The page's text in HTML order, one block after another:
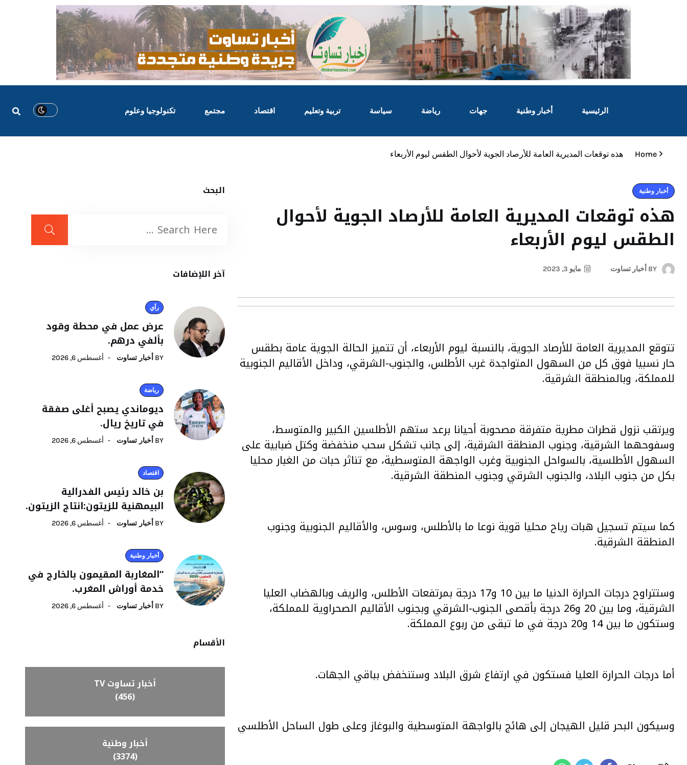
الرئيسية أخبار وطنية جهات رياضة سياسة تربية وتعليم اقتصاد مجتمع تكنولوجيا وعلوم
Home هذه توقعات المديرية العامة للأرصاد الجوية لأحوال الطقس ليوم الأربعاء
أخبار وطنية
هذه توقعات المديرية العامة للأرصاد الجوية لأحوال
الطقس ليوم الأربعاء
BY أخبار تساوت مايو 3, 2023
تتوقع المديرية العامة للأرصاد الجوية، بالنسبة ليوم الأربعاء، أن تتميز الحالة الجوية عامة بطقس
حار نسبيا فوق كل من السهول المتواجدة غرب الأطلس، والجنوب-الشرقي، وداخل الأقاليم الجنوبية
للمملكة، وبالمنطقة الشرقية.
ويرتقب نزول قطرات مطرية متفرقة مصحوبة أحيانا برعد ستهم الأطلسين الكبير والمتوسط،
وسفوحهما الشرقية، وجنوب المنطقة الشرقية، إلى جانب تشكل سحب منخفضة وكتل ضبابية على
السهول الأطلسية، بالسواحل الجنوبية وغرب الواجهة المتوسطية، مع تناثر حبات من الغبار محليا
بكل من جنوب البلاد، والجنوب الشرقي وجنوب المنطقة الشرقية.
كما سيتم تسجيل هبات رياح محليا قوية نوعا ما بالأطلس، وسوس، والأقاليم الجنوبية وجنوب
المنطقة الشرقية.
وستتراوح درجات الحرارة الدنيا ما بين 10 و17 درجة بمرتفعات الأطلس، والريف وبالهضاب العليا
الشرقية، وما بين 20 و26 درجة بأقصى الجنوب-الشرقي وبجنوب الأقاليم الصحراوية للمملكة،
وستكون ما بين 14 و20 درجة في ما تبقى من ربوع المملكة.
أما درجات الحرارة العليا فستكون في ارتفاع شرق البلاد وستنخفض بباقي الجهات.
وسيكون البحر قليل الهيجان إلى هائج بالواجهة المتوسطية والبوغاز وعلى طول الساحل الأطلسي
البحث
آخر اللإضافات
رأي
عرض عمل في محطة وقود
بألفي درهم.
BY أخبار تساوت أغسطس 6, 2026
رياضة
ديوماندي يصبح أغلى صفقة
في تاريخ ريال.
BY أخبار تساوت أغسطس 6, 2026
اقتصاد
بن خالد رئيس الفدرالية
البيمهنية للزيتون:انتاج الزيتون.
BY أخبار تساوت أغسطس 6, 2026
أخبار وطنية
“المغاربة المقيمون بالخارج في
خدمة أوراش المغرب.
BY أخبار تساوت أغسطس 6, 2026
الأقسام
أخبار تساوت TV
(456)
أخبار وطنية
(3374)